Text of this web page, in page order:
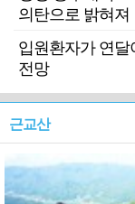
의탄으로 밝혀져
입원환자가 연달
전망
근교산